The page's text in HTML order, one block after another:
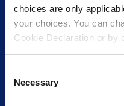
choices are only
your choices. You can
Cookie Declaration or by
Collect
Necessary
Du kan vælge en
ScanNet som